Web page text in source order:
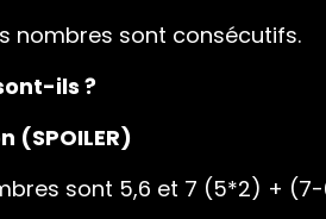
nombres sont consécutifs.
ils ?
(SPOILER)
sont 5,6 et 7 (5*2) +